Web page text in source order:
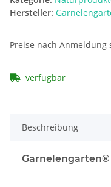
Hersteller:
Preise nach Anmeldung
verfügbar
Beschreibung
Garnelengarten®